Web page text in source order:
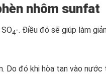
nhôm sunfat
4-. Điều đó sẽ giúp làm
Do đó khi hòa tan vào nước